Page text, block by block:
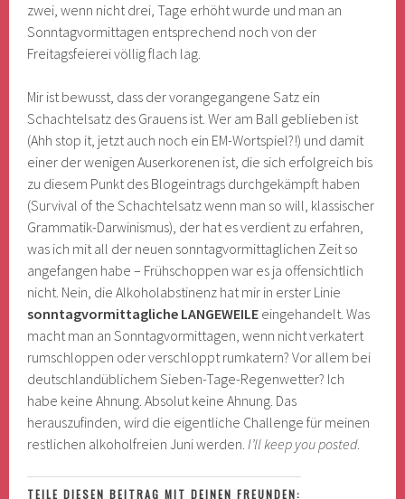
zwei, wenn nicht drei, Tage erhöht wurde und man an
Sonntagvormittagen entsprechend noch von der
Freitagsfeierei völlig flach lag.
Mir ist bewusst, dass der vorangegangene Satz ein
Schachtelsatz des Grauens ist. Wer am Ball geblieben ist
(Ahh stop it, jetzt auch noch ein EM-Wortspiel?!) und damit
einer der wenigen Auserkorenen ist, die sich erfolgreich bis
zu diesem Punkt des Blogeintrags durchgekämpft haben
(Survival of the Schachtelsatz wenn man so will, klassischer
Grammatik-Darwinismus), der hat es verdient zu erfahren,
was ich mit all der neuen sonntagvormittaglichen Zeit so
angefangen habe – Frühschoppen war es ja offensichtlich
nicht. Nein, die Alkoholabstinenz hat mir in erster Linie
sonntagvormittagliche LANGEWEILE eingehandelt. Was
macht man an Sonntagvormittagen, wenn nicht verkatert
rumschloppen oder verschloppt rumkatern? Vor allem bei
deutschlandüblichem Sieben-Tage-Regenwetter? Ich
habe keine Ahnung. Absolut keine Ahnung. Das
herauszufinden, wird die eigentliche Challenge für meinen
restlichen alkoholfreien Juni werden.I’ll keep you posted.
TEILE DIESEN BEITRAG MIT DEINEN FREUNDEN: